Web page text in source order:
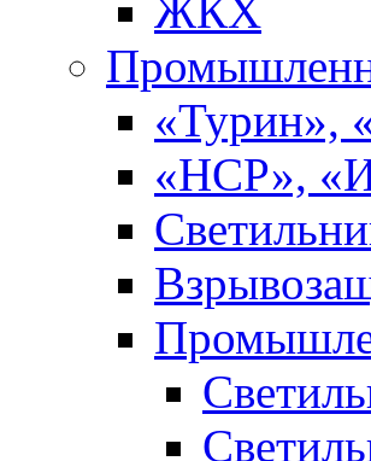
ЖКХ
«Турин»,
«НСР»,